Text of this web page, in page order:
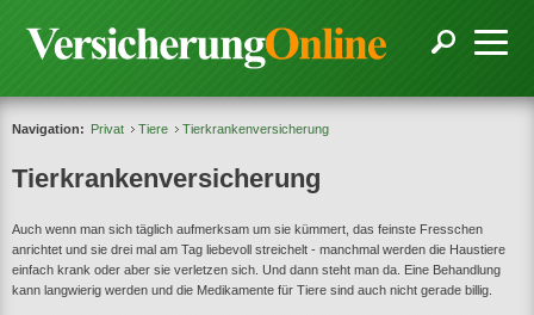
Navigation: Privat Tiere Tierkrankenversicherung
Tierkrankenversicherung
Auch wenn man sich täglich aufmerksam um sie kümmert, das feinste Fresschen
anrichtet und sie drei mal am Tag liebevoll streichelt - manchmal werden die Haustiere
einfach krank oder aber sie verletzen sich. Und dann steht man da. Eine Behandlung
kann langwierig werden und die Medikamente für Tiere sind auch nicht gerade billig.